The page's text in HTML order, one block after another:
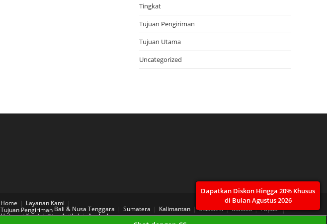
Tingkat
Tujuan Pengiriman
Tujuan Utama
Uncategorized
Dapatkan Diskon Hingga 20% Khusus
di Bulan Agustus 2026
Home
Layanan Kami
Tujuan Pengiriman Bali & Nusa Tenggara Sumatera Kalimantan Sulawesi Maluku
Papua
Hubungi Kami
BlogArtikel Aneka Layanan